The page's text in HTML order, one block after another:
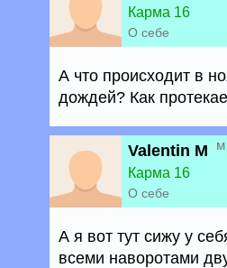
Карма 16
О себе
А что происходит в
дождей? Как
Valentin M
м
Карма 16
О себе
А я вот тут сижу у
всеми наворотами